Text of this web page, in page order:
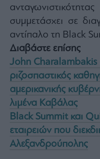
συμμετάσχει σε
αντίπαλο τη Black
Διαβάστε επίσης
John
ριζοσπαστικός
αμερικανικής
λιμένα Καβάλας
Black Summit και
εταιρειών που
Αλεξανδρούπολης